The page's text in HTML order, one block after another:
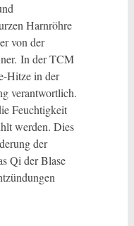
Harnröhre
von der
In der TCM
Hitze in der
verantwortlich.
Feuchtigkeit
werden. Dies
der
Qi der Blase